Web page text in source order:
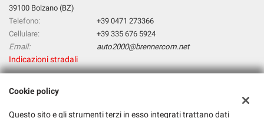
39100 Bolzano (BZ)
Telefono:
+39 0471 273366
Cellulare:
+39 335 676 5924
Email:
auto2000@brennercom.net
Indicazioni stradali
Auto 2000 Snc
Cookie policy
Questo sito e gli strumenti terzi in esso integrati trattano dati